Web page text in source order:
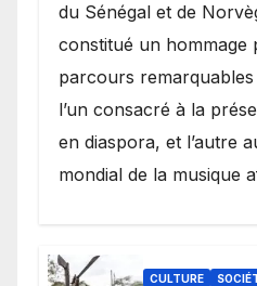
du Sénégal et de
constitué un hommage
parcours
l’un consacré à la
en diaspora, et l’autre
mondial de la musique
CULTURE